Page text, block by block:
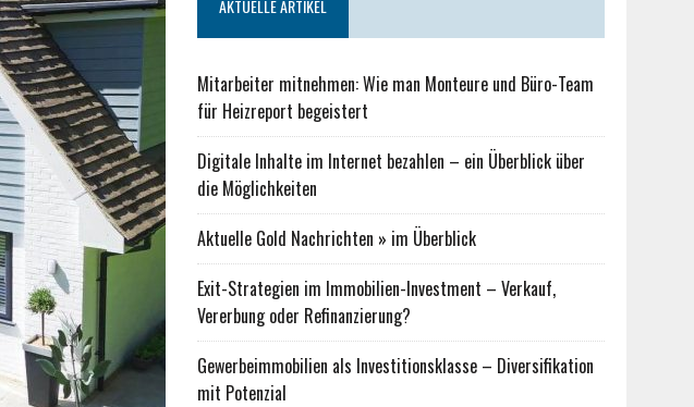
AKTUELLE ARTIKEL
Mitarbeiter mitnehmen: Wie man Monteure und Büro-Team
für Heizreport begeistert
Digitale Inhalte im Internet bezahlen – ein Überblick über
die Möglichkeiten
Aktuelle Gold Nachrichten » im Überblick
Exit-Strategien im Immobilien-Investment – Verkauf,
Vererbung oder Refinanzierung?
Gewerbeimmobilien als Investitionsklasse – Diversifikation
mit Potenzial